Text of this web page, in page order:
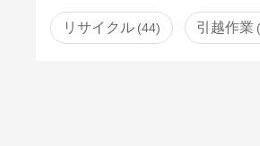
リサイクル 44 引越作業